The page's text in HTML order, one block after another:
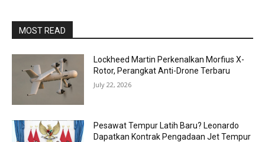
MOST READ
Lockheed Martin Perkenalkan Morfius X-
Rotor, Perangkat Anti-Drone Terbaru
July 22, 2026
Pesawat Tempur Latih Baru? Leonardo
Dapatkan Kontrak Pengadaan Jet Tempur